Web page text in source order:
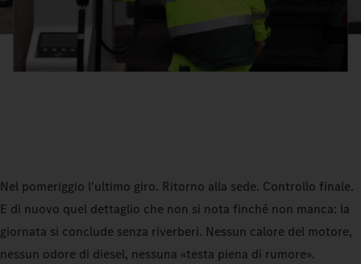
Nel pomeriggio l'ultimo giro. Ritorno alla sede. Controllo finale.
E di nuovo quel dettaglio che non si nota finché non manca: la
giornata si conclude senza riverberi. Nessun calore del motore,
nessun odore di diesel, nessuna «testa piena di rumore».